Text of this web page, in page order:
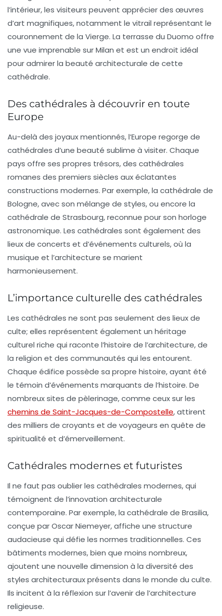
l’intérieur, les visiteurs peuvent apprécier des œuvres
d’art magnifiques, notamment le vitrail représentant le
couronnement de la Vierge. La terrasse du Duomo offre
une vue imprenable sur Milan et est un endroit idéal
pour admirer la beauté architecturale de cette
cathédrale.
Des cathédrales à découvrir en toute
Europe
Au-delà des joyaux mentionnés, l’Europe regorge de
cathédrales d’une beauté sublime à visiter. Chaque
pays offre ses propres trésors, des cathédrales
romanes des premiers siècles aux éclatantes
constructions modernes. Par exemple, la cathédrale de
Bologne, avec son mélange de styles, ou encore la
cathédrale de Strasbourg, reconnue pour son horloge
astronomique. Les cathédrales sont également des
lieux de concerts et d’événements culturels, où la
musique et l’architecture se marient
harmonieusement.
L’importance culturelle des cathédrales
Les cathédrales ne sont pas seulement des lieux de
culte; elles représentent également un héritage
culturel riche qui raconte l’histoire de l’architecture, de
la religion et des communautés qui les entourent.
Chaque édifice possède sa propre histoire, ayant été
le témoin d’événements marquants de l’histoire. De
nombreux sites de pèlerinage, comme ceux sur les
chemins de Saint-Jacques-de-Compostelle, attirent
des milliers de croyants et de voyageurs en quête de
spiritualité et d’émerveillement.
Cathédrales modernes et futuristes
Il ne faut pas oublier les cathédrales modernes, qui
témoignent de l’innovation architecturale
contemporaine. Par exemple, la cathédrale de Brasilia,
conçue par Oscar Niemeyer, affiche une structure
audacieuse qui défie les normes traditionnelles. Ces
bâtiments modernes, bien que moins nombreux,
ajoutent une nouvelle dimension à la diversité des
styles architecturaux présents dans le monde du culte.
Ils incitent à la réflexion sur l’avenir de l’architecture
religieuse.